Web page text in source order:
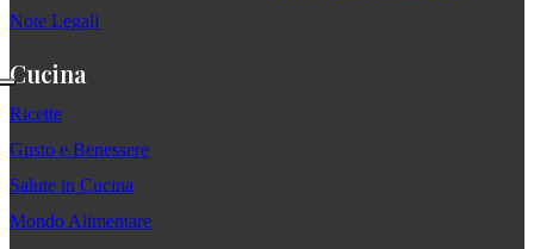
Note Legali
Cucina
Ricette
Gusto e Benessere
Salute in Cucina
Mondo Alimentare